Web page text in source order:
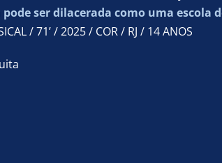
ser dilacerada como uma escola
/ 71’ / 2025 / COR / RJ / 14 ANOS